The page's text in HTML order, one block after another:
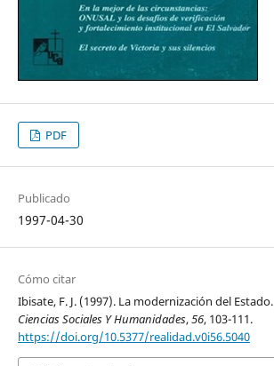
PDF
Publicado
1997-04-30
Cómo citar
Ibisate, F. J. (1997). La modernización del Estado.
Ciencias Sociales Y Humanidades,56, 103-111.
https://doi.org/10.5377/realidad.v0i56.5040